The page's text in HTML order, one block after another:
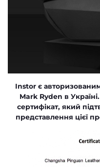
Instor є
Mark Ryden в
сертифікат, який
представлення цієї